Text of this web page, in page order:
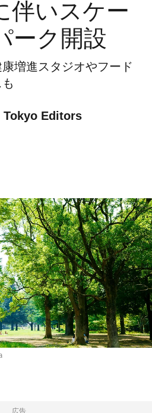
伴いスケー
ーク開設
増進スタジオやフード
Tokyo Editors